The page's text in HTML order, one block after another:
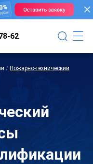
62
/ Пожарно-технический